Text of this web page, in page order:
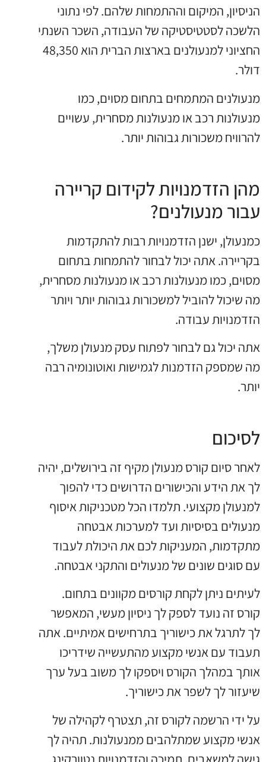
הניסיון, המיקום וההתמחות שלהם. לפי נתוני
הלשכה לסטטיסטיקה של העבודה, השכר השנתי
החציוני למנעולנים בארצות הברית הוא 48,350
דולר.
מנעולנים המתמחים בתחום מסוים, כמו
מנעולנות רכב או מנעולנות מסחרית, עשויים
להרוויח משכורות גבוהות יותר.
מהן הזדמנויות לקידום קריירה
עבור מנעולנים?
כמנעולן, ישנן הזדמנויות רבות להתקדמות
בקריירה. אתה יכול לבחור להתמחות בתחום
מסוים, כמו מנעולנות רכב או מנעולנות מסחרית,
מה שיכול להוביל למשכורות גבוהות יותר ויותר
הזדמנויות עבודה.
אתה יכול גם לבחור לפתוח עסק מנעולן משלך,
מה שמספק הזדמנות לגמישות ואוטונומיה רבה
יותר.
לסיכום
לאחר סיום קורס מנעולן מקיף זה בירושלים, יהיה
לך את הידע והכישורים הדרושים כדי להפוך
למנעולן מקצועי. תלמדו הכל מטכניקות איסוף
מנעולים בסיסיות ועד למערכות אבטחה
מתקדמות, המעניקות לכם את היכולת לעבוד
עם סוגים שונים של מנעולים והתקני אבטחה.
לעיתים ניתן לקחת קורסים מקוונים בתחום.
קורס זה נועד לספק לך ניסיון מעשי, המאפשר
לך לתרגל את כישוריך בתרחישים אמיתיים. אתה
תעבוד עם אנשי מקצוע מהתעשייה שידריכו
אותך במהלך הקורס ויספקו לך משוב בעל ערך
שיעזור לך לשפר את כישוריך.
על ידי הרשמה לקורס זה, תצטרף לקהילה של
אנשי מקצוע שמתלהבים ממנעולנות. תהיה לך